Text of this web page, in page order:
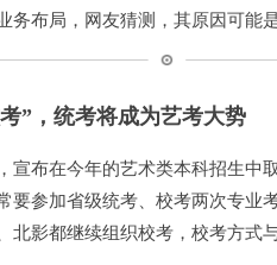
布局，网友猜测，其原因可能
”，统考将成为艺考大势
宣布在今年的艺术类本科招生中
要参加省级统考、校考两次专业
影都继续组织校考，校考方式